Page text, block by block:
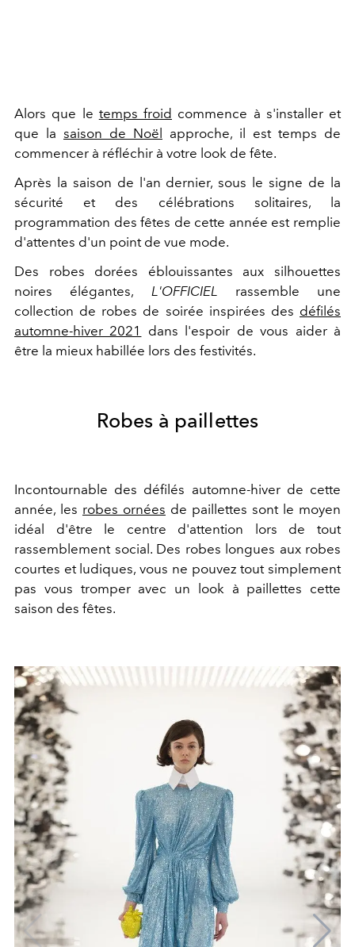
Alors que le temps froid commence à s'installer et
que la saison de Noël
approche, il est temps de
commencer à réfléchir à votre look de fête.
Après la saison de l'an dernier, sous le signe de la
sécurité et des célébrations solitaires, la
programmation des fêtes de cette année est remplie
d'attentes d'un point de vue mode.
Des robes dorées éblouissantes aux silhouettes
noires élégantes, L'OFFICIEL rassemble une
collection de robes de soirée inspirées des défilés
automne-hiver 2021
dans l'espoir de vous aider à
être la mieux habillée lors des festivités.
Robes à paillettes
Incontournable des défilés automne-hiver de cette
année, les robes ornées de paillettes sont le moyen
idéal d'être le centre d'attention lors de tout
rassemblement social. Des robes longues aux robes
courtes et ludiques, vous ne pouvez tout simplement
pas vous tromper avec un look à paillettes cette
saison des fêtes.